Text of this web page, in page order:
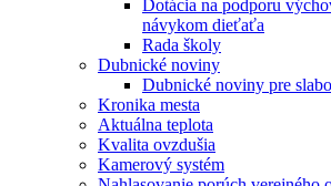
Dotácia na podporu
návykom dieťaťa
Rada školy
Dubnické noviny
Dubnické noviny pre
Kronika mesta
Aktuálna teplota
Kvalita ovzdušia
Kamerový systém